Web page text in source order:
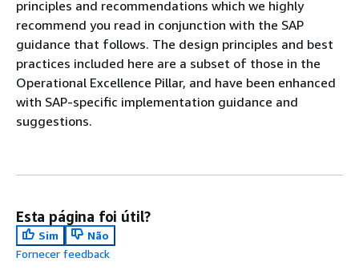
principles and recommendations which we highly
recommend you read in conjunction with the SAP
guidance that follows. The design principles and best
practices included here are a subset of those in the
Operational Excellence Pillar, and have been enhanced
with SAP-specific implementation guidance and
suggestions.
Esta página foi útil?
Sim
Não
Fornecer feedback